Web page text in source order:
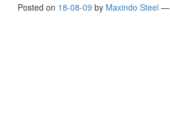
Posted on 18-08-09 by Maxindo Steel —